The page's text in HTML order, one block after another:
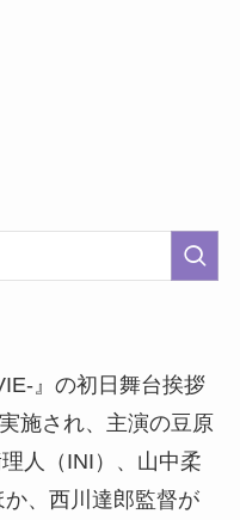
』の初日舞台挨拶
施され、主演の豆原
人（INI）、山中柔
、西川達郎監督が